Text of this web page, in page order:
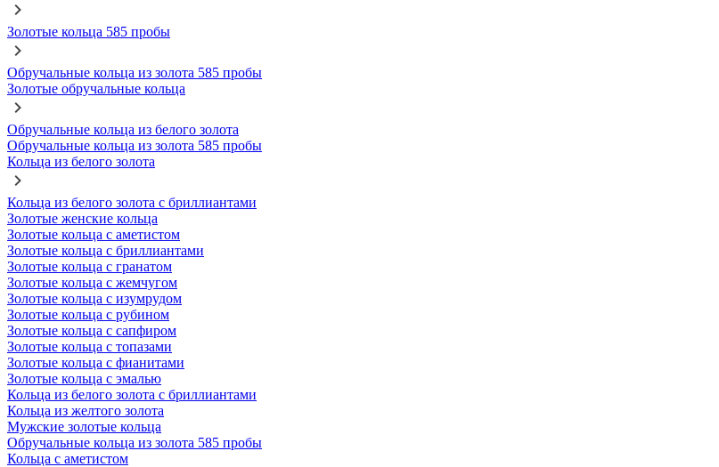
Золотые кольца 585 пробы
Обручальные кольца из золота 585 пробы
Золотые обручальные кольца
Обручальные кольца из белого золота
Обручальные кольца из золота 585 пробы
Кольца из белого золота
Кольца из белого золота с бриллиантами
Золотые женские кольца
Золотые кольца с аметистом
Золотые кольца с бриллиантами
Золотые кольца с гранатом
Золотые кольца с жемчугом
Золотые кольца с изумрудом
Золотые кольца с рубином
Золотые кольца с сапфиром
Золотые кольца с топазами
Золотые кольца с фианитами
Золотые кольца с эмалью
Кольца из белого золота с бриллиантами
Кольца из желтого золота
Мужские золотые кольца
Обручальные кольца из золота 585 пробы
Кольца с аметистом